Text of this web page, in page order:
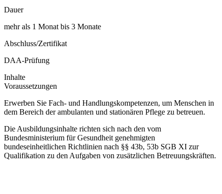
Dauer
mehr als 1 Monat bis 3 Monate
Abschluss/Zertifikat
DAA-Prüfung
Inhalte
Voraussetzungen
Erwerben Sie Fach- und Handlungskompetenzen, um Menschen in
dem Bereich der ambulanten und stationären Pflege zu betreuen.
Die Ausbildungsinhalte richten sich nach den vom
Bundesministerium für Gesundheit genehmigten
bundeseinheitlichen Richtlinien nach §§ 43b, 53b SGB XI zur
Qualifikation zu den Aufgaben von zusätzlichen Betreuungskräften.